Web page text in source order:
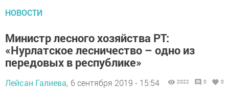
НОВОСТИ
Министр лесного хозяйства РТ:
«Нурлатское лесничество – одно из
передовых в республике»
Лейсан Галиева, 6 сентября 2019 - 15:54 2022 0 0